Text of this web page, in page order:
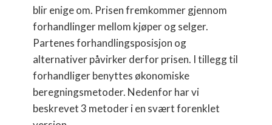
blir enige om. Prisen fremkommer gjennom
forhandlinger mellom kjøper og selger.
Partenes forhandlingsposisjon og
alternativer påvirker derfor prisen. I tillegg til
forhandliger benyttes økonomiske
beregningsmetoder. Nedenfor har vi
beskrevet 3 metoder i en svært forenklet